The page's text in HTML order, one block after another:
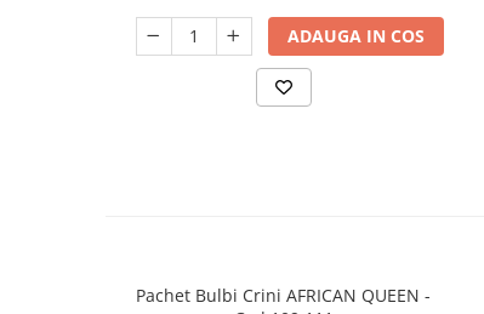
ADAUGA IN COS
Pachet Bulbi Crini AFRICAN QUEEN -